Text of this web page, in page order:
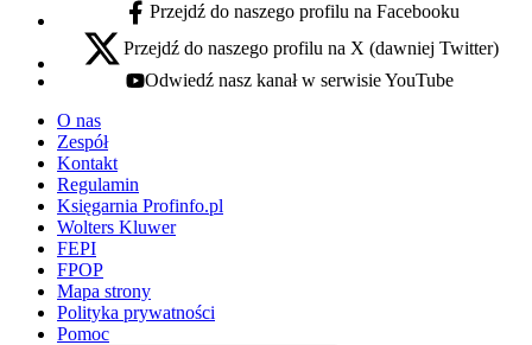
facebook - otwiera się w nowej karcie
Przejdź do naszego profilu na Facebooku
x - otwiera się w nowej karcie
Przejdź do naszego profilu na X (dawniej Twitter)
youtube - otwiera się w nowej karcie
Odwiedź nasz kanał w serwisie YouTube
O nas
Zespół
Kontakt
Regulamin
Księgarnia Profinfo.pl
Wolters Kluwer
FEPI
FPOP
Mapa strony
Polityka prywatności
Pomoc